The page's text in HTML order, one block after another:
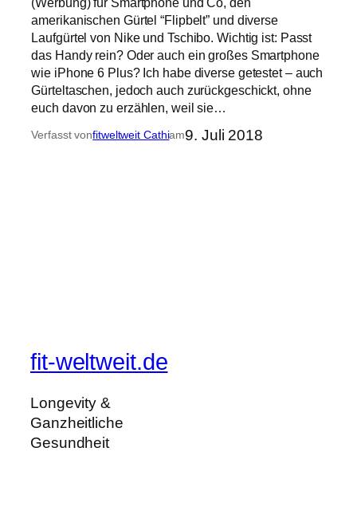
amerikanischen Gürtel “Flipbelt” und diverse
Laufgürtel von Nike und Tschibo. Wichtig ist: Passt
das Handy rein? Oder auch ein großes Smartphone
wie iPhone 6 Plus? Ich habe diverse getestet – auch
Gürteltaschen, jedoch auch zurückgeschickt, ohne
euch davon zu erzählen, weil sie…
Verfasst vonfitweltweit Cathiam9. Juli 2018
fit-weltweit.de
Longevity &
Ganzheitliche
Gesundheit